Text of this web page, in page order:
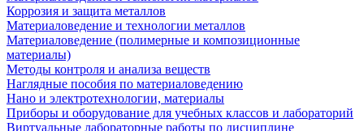
Коррозия и защита металлов
Материаловедение и технологии металлов
Материаловедение (полимерные и композиционные
материалы)
Методы контроля и анализа веществ
Наглядные пособия по материаловедению
Нано и электротехнологии, материалы
Приборы и оборудование для учебных классов и лабораторий
Виртуальные лабораторные работы по дисциплине